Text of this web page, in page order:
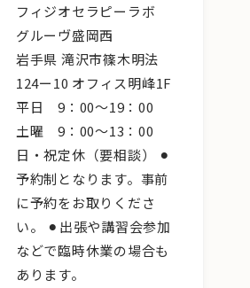
フィジオセラピーラボ
グルーヴ盛岡西
岩手県 滝沢市篠木明法
124ー10 オフィス明峰1F
平日 9：00〜19：00
土曜 9：00〜13：00
日・祝定休（要相談）
⚫︎
予約制となります。事前
に予約をお取りくださ
い。
⚫︎出張や講習会参加
などで臨時休業の場合も
あります。